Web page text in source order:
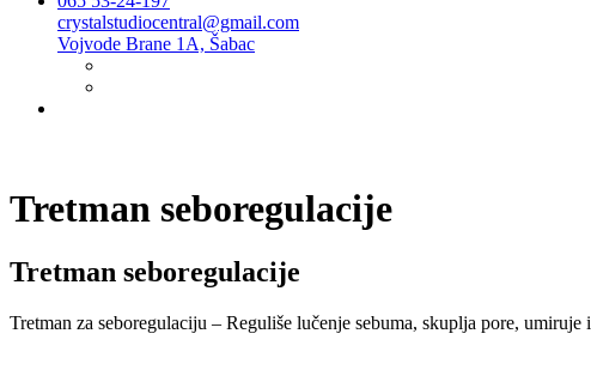
crystalstudiocentral@gmail.com
Vojvode Brane 1A, Šabac
Tretman seboregulacije
Tretman seboregulacije
Tretman za seboregulaciju – Reguliše lučenje sebuma, skuplja pore,